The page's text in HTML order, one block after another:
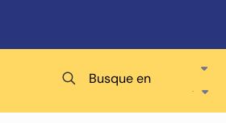
Busque en